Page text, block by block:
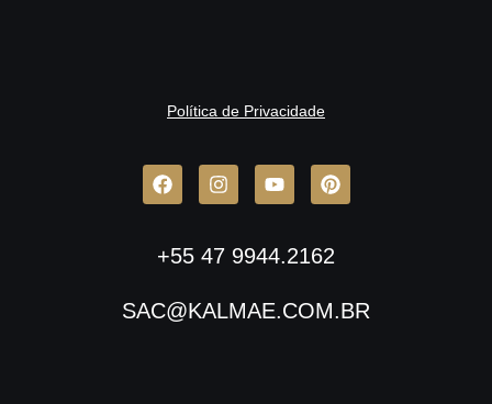
Política de Privacidade
+55 47 9944.2162
SAC@KALMAE.COM.BR